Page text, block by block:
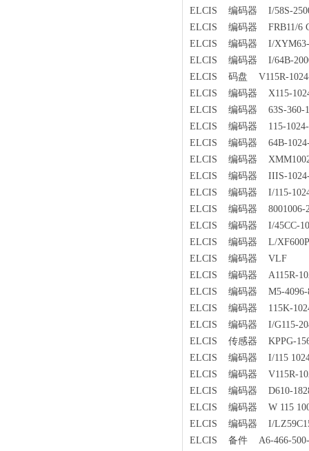
ELCIS 编码器 I/58S-
ELCIS 编码器 FRB11/6
ELCIS 编码器 I/XYM63-
ELCIS 编码器 I/64B-
ELCIS 码盘 V115R-1024-
ELCIS 编码器 X115-
ELCIS 编码器 63S-360-
ELCIS 编码器 115-1024-
ELCIS 编码器 64B-1024-
ELCIS 编码器 XMM1002-
ELCIS 编码器 IIIS-1024-
ELCIS 编码器 I/115-
ELCIS 编码器 8001006-2-
ELCIS 编码器 I/45CC-
ELCIS 编码器 L/XF600P-
ELCIS 编码器 VLF
ELCIS 编码器 A115R-
ELCIS 编码器 M5-4096-
ELCIS 编码器 115K-
ELCIS 编码器 I/G115-
ELCIS 传感器 KPPG-
ELCIS 编码器 I/115
ELCIS 编码器 V115R-
ELCIS 编码器 D610-
ELCIS 编码器 W 115
ELCIS 编码器 I/
ELCIS 备件 A6-466-500-